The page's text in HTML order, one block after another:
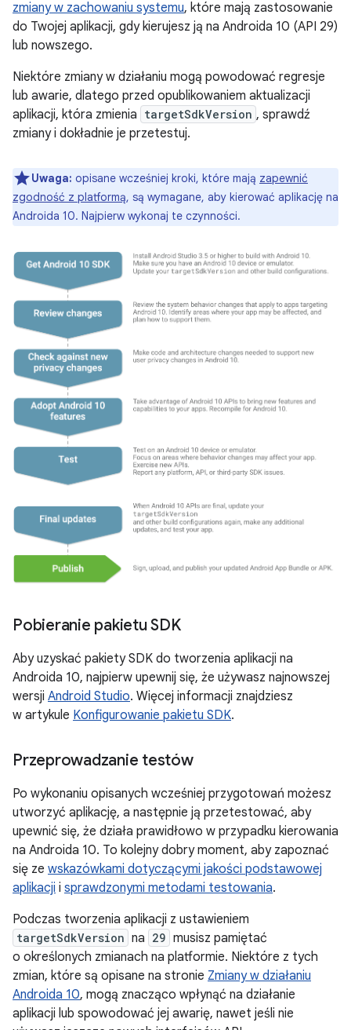
zmiany w zachowaniu systemu, które mają zastosowanie
do Twojej aplikacji, gdy kierujesz ją na Androida 10 (API 29)
lub nowszego.
Niektóre zmiany w działaniu mogą powodować regresje
lub awarie, dlatego przed opublikowaniem aktualizacji
aplikacji, która zmienia targetSdkVersion , sprawdź
zmiany i dokładnie je przetestuj.
Uwaga: opisane wcześniej kroki, które mają zapewnić
zgodność z platformą, są wymagane, aby kierować aplikację na
Androida 10. Najpierw wykonaj te czynności.
Pobieranie pakietu SDK
Aby uzyskać pakiety SDK do tworzenia aplikacji na
Androida 10, najpierw upewnij się, że używasz najnowszej
wersji Android Studio. Więcej informacji znajdziesz
w artykule Konfigurowanie pakietu SDK.
Przeprowadzanie testów
Po wykonaniu opisanych wcześniej przygotowań możesz
utworzyć aplikację, a następnie ją przetestować, aby
upewnić się, że działa prawidłowo w przypadku kierowania
na Androida 10. To kolejny dobry moment, aby zapoznać
się ze wskazówkami dotyczącymi jakości podstawowej
aplikacji i sprawdzonymi metodami testowania.
Podczas tworzenia aplikacji z ustawieniem
targetSdkVersion na 29 musisz pamiętać
o określonych zmianach na platformie. Niektóre z tych
zmian, które są opisane na stronie Zmiany w działaniu
Androida 10, mogą znacząco wpłynąć na działanie
aplikacji lub spowodować jej awarię, nawet jeśli nie